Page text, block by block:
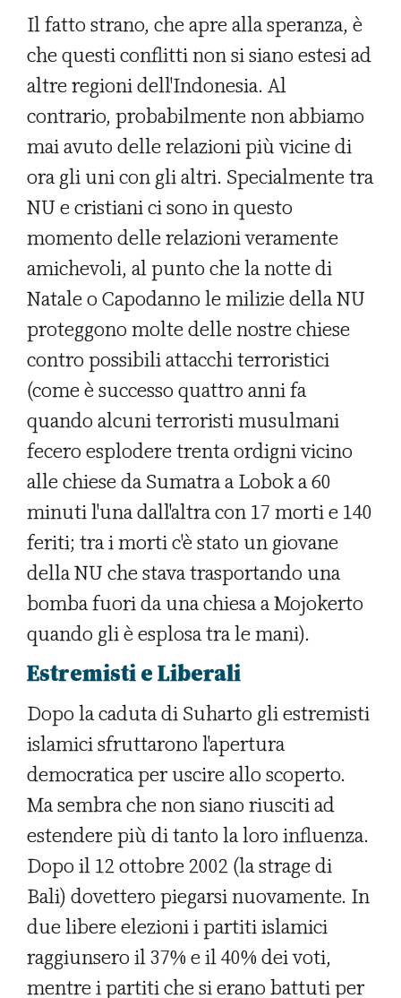
Il fatto strano, che apre alla speranza, è
che questi conflitti non si siano estesi ad
altre regioni dell'Indonesia. Al
contrario, probabilmente non abbiamo
mai avuto delle relazioni più vicine di
ora gli uni con gli altri. Specialmente tra
NU e cristiani ci sono in questo
momento delle relazioni veramente
amichevoli, al punto che la notte di
Natale o Capodanno le milizie della NU
proteggono molte delle nostre chiese
contro possibili attacchi terroristici
(come è successo quattro anni fa
quando alcuni terroristi musulmani
fecero esplodere trenta ordigni vicino
alle chiese da Sumatra a Lobok a 60
minuti l'una dall'altra con 17 morti e 140
feriti; tra i morti c'è stato un giovane
della NU che stava trasportando una
bomba fuori da una chiesa a Mojokerto
quando gli è esplosa tra le mani).
Estremisti e Liberali
Dopo la caduta di Suharto gli estremisti
islamici sfruttarono l'apertura
democratica per uscire allo scoperto.
Ma sembra che non siano riusciti ad
estendere più di tanto la loro influenza.
Dopo il 12 ottobre 2002 (la strage di
Bali) dovettero piegarsi nuovamente. In
due libere elezioni i partiti islamici
raggiunsero il 37% e il 40% dei voti,
mentre i partiti che si erano battuti per